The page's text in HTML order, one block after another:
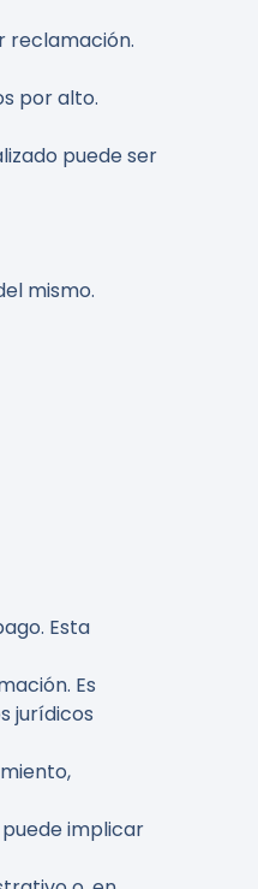
reclamación.
por alto.
puede ser
mismo.
Esta
Es
jurídicos
implicar